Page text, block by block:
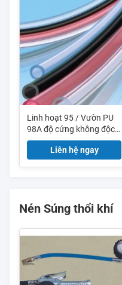
Linh hoạt 95 / Vườn PU
98A độ cứng không độc
hại và vòi hoa sen ống khí
nén HoseLiên hệ ngay
Nén Súng thổi khí